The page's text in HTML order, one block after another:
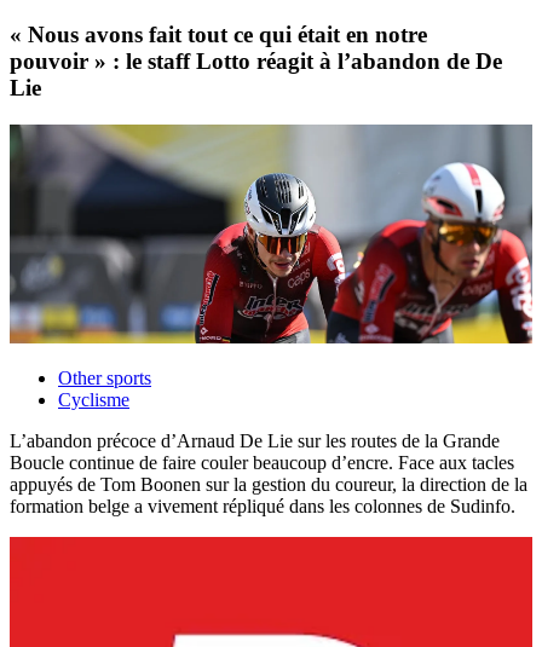
« Nous avons fait tout ce qui était en notre
pouvoir » : le staff Lotto réagit à l’abandon de De
Lie
Other sports
Cyclisme
L’abandon précoce d’Arnaud De Lie sur les routes de la Grande
Boucle continue de faire couler beaucoup d’encre. Face aux tacles
appuyés de Tom Boonen sur la gestion du coureur, la direction de la
formation belge a vivement répliqué dans les colonnes de Sudinfo.